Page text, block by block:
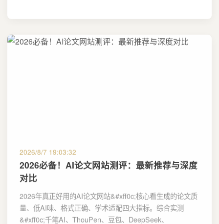
2026/8/7 19:03:32
2026必备！AI论文网站测评：最新推荐与深度
对比
2026年真正好用的AI论文网站&#xff0c;核心看生成的论文质
量、低AI味、格式正确、学术适配四大指标。综合实测
&#xff0c;千笔AI、ThouPen、豆包、DeepSeek、